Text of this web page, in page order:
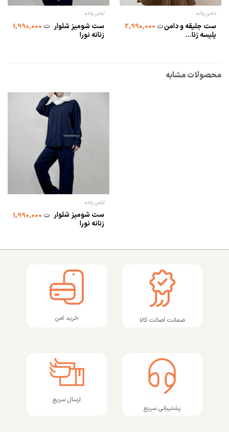
دامن زنانه
ست جلیقه و دامن
پلیسه زنا...
ت2,990,000
لباس زنانه
ست شومیز شلوار
زنانه نورا
ت1,990,000
محصولات مشابه
لباس زنانه
ست شومیز شلوار
زنانه نورا
ت1,990,000
ضمانت اصالت کالا خرید امن
پشتیبانی سریع
ارسال سریع